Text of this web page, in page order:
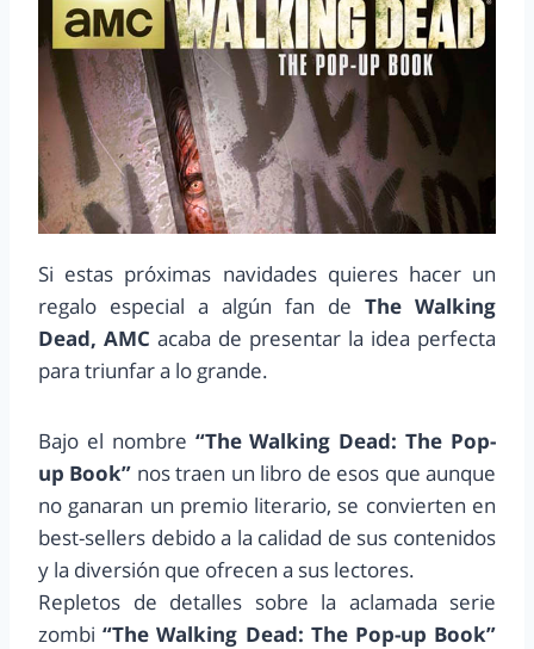
Si estas próximas navidades quieres hacer un
regalo especial a algún fan de The Walking
Dead, AMC acaba de presentar la idea perfecta
para triunfar a lo grande.
Bajo el nombre “The Walking Dead: The Pop-
up Book” nos traen un libro de esos que aunque
no ganaran un premio literario, se convierten en
best-sellers debido a la calidad de sus contenidos
y la diversión que ofrecen a sus lectores.
Repletos de detalles sobre la aclamada serie
zombi“The Walking Dead: The Pop-up Book”